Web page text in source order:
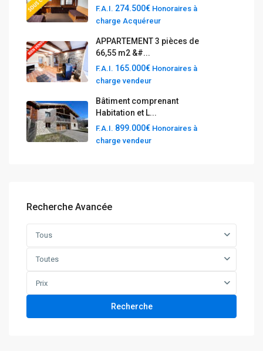
F.A.I. 274.500€ Honoraires à
charge Acquéreur
APPARTEMENT 3 pièces de
66,55 m2 &#...
F.A.I. 165.000€ Honoraires à
charge vendeur
Bâtiment comprenant
Habitation et L...
F.A.I. 899.000€ Honoraires à
charge vendeur
Recherche Avancée
Tous
Toutes
Prix
Recherche